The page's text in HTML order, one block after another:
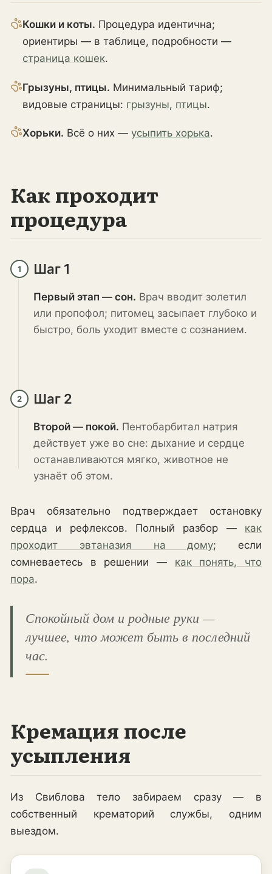
Кошки и коты. Процедура идентична;
ориентиры — в таблице, подробности —
страница кошек.
Грызуны, птицы. Минимальный тариф;
видовые страницы: грызуны, птицы.
Хорьки. Всё о них — усыпить хорька.
Как проходит
процедура
1 Шаг 1
Первый этап — сон. Врач вводит золетил
или пропофол; питомец засыпает глубоко и
быстро, боль уходит вместе с сознанием.
2 Шаг 2
Второй — покой. Пентобарбитал натрия
действует уже во сне: дыхание и сердце
останавливаются мягко, животное не
узнаёт об этом.
Врач обязательно подтверждает остановку
сердца и рефлексов. Полный разбор — как
проходит эвтаназия на дому; если
сомневаетесь в решении — как понять, что
пора.
Спокойный дом и родные руки —
лучшее, что может быть в последний
час.
Кремация после
усыпления
Из Свиблова тело забираем сразу — в
собственный крематорий службы, одним
выездом.